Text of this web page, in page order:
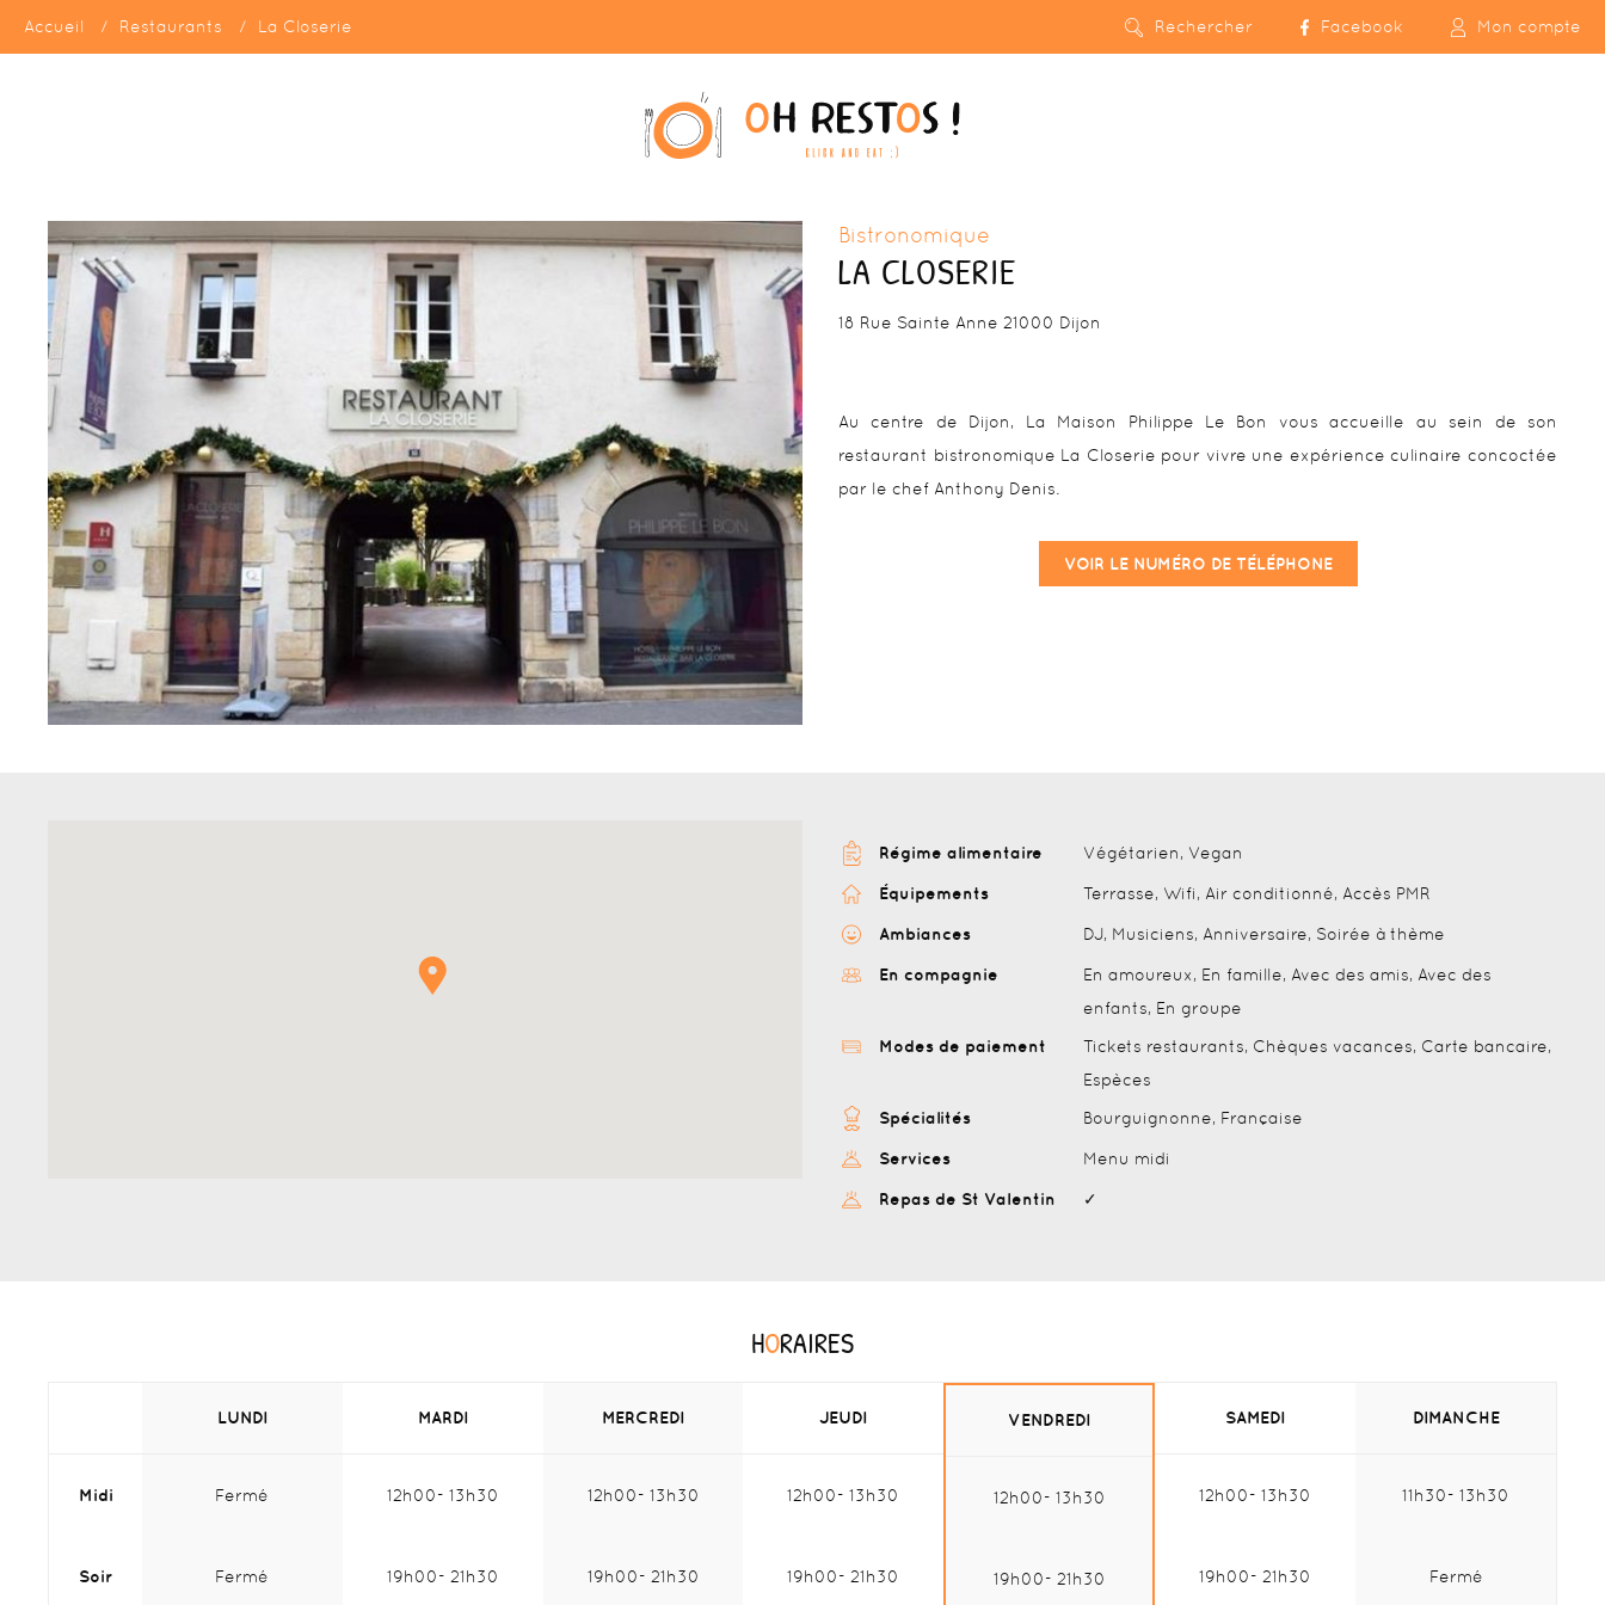
Accueil Restaurants La Closerie Rechercher Facebook Mon compte
Bistronomique
LA CLOSERIE
18 Rue Sainte Anne 21000 Dijon
Au centre de Dijon, La Maison Philippe Le Bon vous accueille au sein de son
restaurant bistronomique La Closerie pour vivre une expérience culinaire concoctée
par le chef Anthony Denis.
VOIR LE NUMÉRO DE TÉLÉPHONE
Régime alimentaire Végétarien, Vegan
Équipements Terrasse, Wifi, Air conditionné, Accès PMR
Ambiances DJ, Musiciens, Anniversaire, Soirée à thème
En compagnie
En amoureux, En famille, Avec des amis, Avec des
enfants, En groupe
Modes de paiement
Tickets restaurants, Chèques vacances, Carte bancaire,
Espèces
Spécialités
Bourguignonne, Française
Services Menu midi
Repas de St Valentin ✓
HORAIRES
Midi
Soir
LUNDI
Fermé
Fermé
MARDI
12h00 13h30
19h00 21h30
MERCREDI
12h00 13h30
19h00 21h30
JEUDI
12h00 13h30
19h00 21h30
VENDREDI
12h00 13h30
19h00 21h30
SAMEDI
12h00 13h30
19h00 21h30
DIMANCHE
11h30 13h30
Fermé